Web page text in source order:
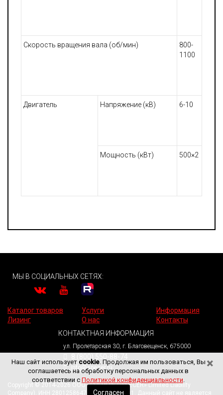
Скорость вращения вала (об/мин)
800-
1100
Двигатель Напряжение (кВ) 6-10
Мощность (кВт) 500×2
МЫ В СОЦИАЛЬНЫХ СЕТЯХ:
Каталог товаров Услуги
Информация
Лизинг
О нас
Контакты
КОНТАКТНАЯ ИНФОРМАЦИЯ
ул. Пролетарская 30, г. Благовещенск, 675000
8 (800) 550-88-74
info@specer.ru
Copyright © 2014-2026 ООО «СПЕЦЕР» («SPECER» Limited Liability
Company). ИНН 2801258647. КПП 280101001. Данный сайт не является
×
Наш сайт использует cookie. Продолжая им пользоваться, Вы
соглашаетесь на обработку персональных данных в
соответствии с Политикой конфиденциальности.
Согласен